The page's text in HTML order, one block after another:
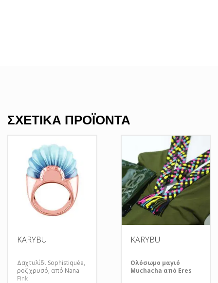
ΣΧΕΤΙΚΆ ΠΡΟΪΌΝΤΑ
KARYBU
Δαχτυλίδι Sophistiquée,
ροζ χρυσό, από Nana
Fink
KARYBU
Ολόσωμο μαγιό
Muchacha από Eres